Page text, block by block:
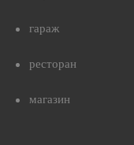
гараж
ресторан
магазин